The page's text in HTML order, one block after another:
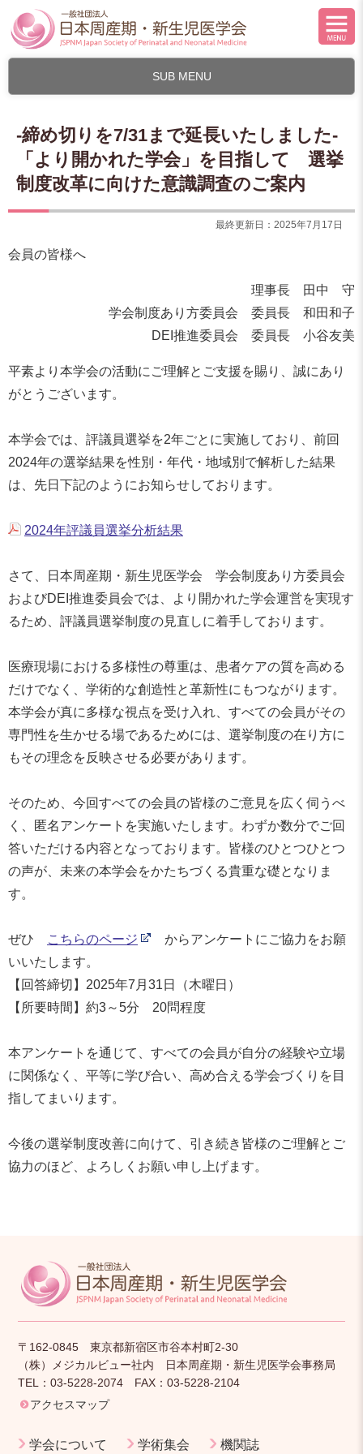
SUB MENU
-締め切りを7/31まで延長いたしました-
「より開かれた学会」を目指して 選挙
制度改革に向けた意識調査のご案内
最終更新日：2025年7月17日
会員の皆様へ
理事長 田中 守
学会制度あり方委員会 委員長 和田和子
DEI推進委員会 委員長 小谷友美
平素より本学会の活動にご理解とご支援を賜り、誠にあり
がとうございます。
本学会では、評議員選挙を2年ごとに実施しており、前回
2024年の選挙結果を性別・年代・地域別で解析した結果
は、先日下記のようにお知らせしております。
2024年評議員選挙分析結果
さて、日本周産期・新生児医学会 学会制度あり方委員会
およびDEI推進委員会では、より開かれた学会運営を実現す
るため、評議員選挙制度の見直しに着手しております。
医療現場における多様性の尊重は、患者ケアの質を高める
だけでなく、学術的な創造性と革新性にもつながります。
本学会が真に多様な視点を受け入れ、すべての会員がその
専門性を生かせる場であるためには、選挙制度の在り方に
もその理念を反映させる必要があります。
そのため、今回すべての会員の皆様のご意見を広く伺うべ
く、匿名アンケートを実施いたします。わずか数分でご回
答いただける内容となっております。皆様のひとつひとつ
の声が、未来の本学会をかたちづくる貴重な礎となりま
す。
ぜひ こちらのページ
からアンケートにご協力をお願
いいたします。
【回答締切】2025年7月31日（木曜日）
【所要時間】約3～5分 20問程度
本アンケートを通じて、すべての会員が自分の経験や立場
に関係なく、平等に学び合い、高め合える学会づくりを目
指してまいります。
今後の選挙制度改善に向けて、引き続き皆様のご理解とご
協力のほど、よろしくお願い申し上げます。
〒162-0845 東京都新宿区市谷本村町2-30
（株）メジカルビュー社内 日本周産期・新生児医学会事務局
TEL：03-5228-2074 FAX：03-5228-2104
アクセスマップ
学会について 学術集会 機関誌